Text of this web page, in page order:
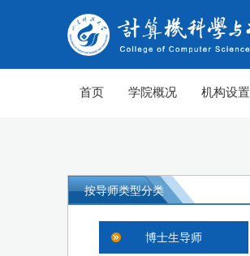
首页 学院概况 机构设置
按导师类型分类
博士生导师